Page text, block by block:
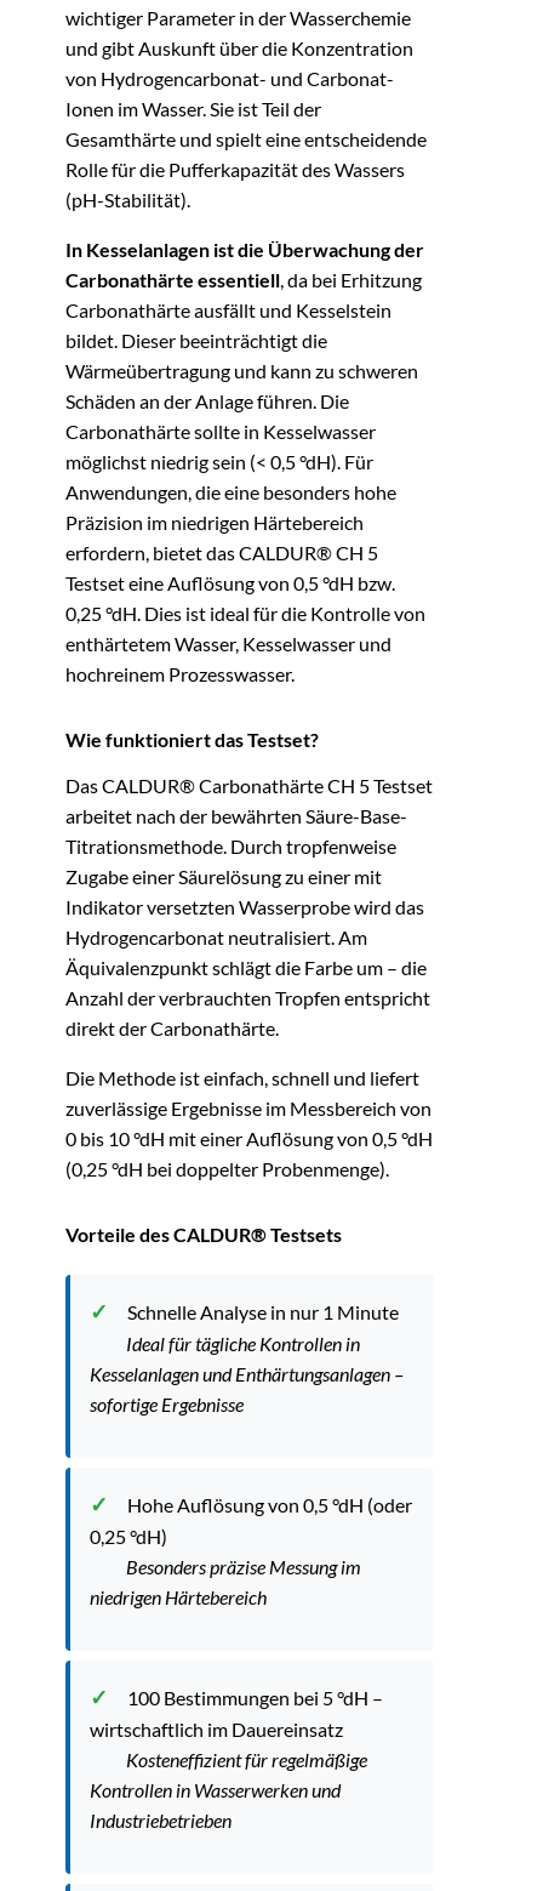
wichtiger Parameter in der Wasserchemie
und gibt Auskunft über die Konzentration
von Hydrogencarbonat- und Carbonat-
Ionen im Wasser. Sie ist Teil der
Gesamthärte und spielt eine entscheidende
Rolle für die Pufferkapazität des Wassers
(pH-Stabilität).
In Kesselanlagen ist die Überwachung der
Carbonathärte essentiell, da bei Erhitzung
Carbonathärte ausfällt und Kesselstein
bildet. Dieser beeinträchtigt die
Wärmeübertragung und kann zu schweren
Schäden an der Anlage führen. Die
Carbonathärte sollte in Kesselwasser
möglichst niedrig sein (< 0,5 °dH). Für
Anwendungen, die eine besonders hohe
Präzision im niedrigen Härtebereich
erfordern, bietet das CALDUR® CH 5
Testset eine Auflösung von 0,5 °dH bzw.
0,25 °dH. Dies ist ideal für die Kontrolle von
enthärtetem Wasser, Kesselwasser und
hochreinem Prozesswasser.
Wie funktioniert das Testset?
Das CALDUR® Carbonathärte CH 5 Testset
arbeitet nach der bewährten Säure-Base-
Titrationsmethode. Durch tropfenweise
Zugabe einer Säurelösung zu einer mit
Indikator versetzten Wasserprobe wird das
Hydrogencarbonat neutralisiert. Am
Äquivalenzpunkt schlägt die Farbe um – die
Anzahl der verbrauchten Tropfen entspricht
direkt der Carbonathärte.
Die Methode ist einfach, schnell und liefert
zuverlässige Ergebnisse im Messbereich von
0 bis 10 °dH mit einer Auflösung von 0,5 °dH
(0,25 °dH bei doppelter Probenmenge).
Vorteile des CALDUR® Testsets
Schnelle Analyse in nur 1 Minute
Ideal für tägliche Kontrollen in
Kesselanlagen und Enthärtungsanlagen –
sofortige Ergebnisse
Hohe Auflösung von 0,5 °dH (oder
0,25 °dH)
Besonders präzise Messung im
niedrigen Härtebereich
100 Bestimmungen bei 5 °dH –
wirtschaftlich im Dauereinsatz
Kosteneffizient für regelmäßige
Kontrollen in Wasserwerken und
Industriebetrieben